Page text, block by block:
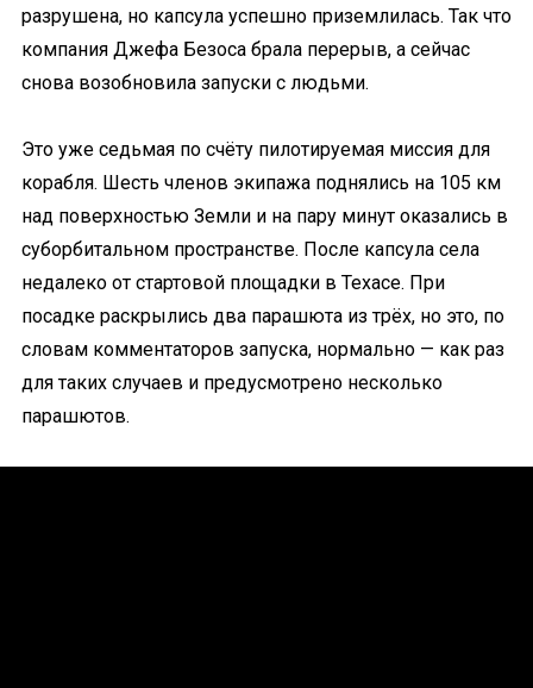
разрушена, но капсула успешно приземлилась. Так что
компания Джефа Безоса брала перерыв, а сейчас
снова возобновила запуски с людьми.
Это уже седьмая по счёту пилотируемая миссия для
корабля. Шесть членов экипажа поднялись на 105 км
над поверхностью Земли и на пару минут оказались в
суборбитальном пространстве. После капсула села
недалеко от стартовой площадки в Техасе. При
посадке раскрылись два парашюта из трёх, но это, по
словам комментаторов запуска, нормально — как раз
для таких случаев и предусмотрено несколько
парашютов.